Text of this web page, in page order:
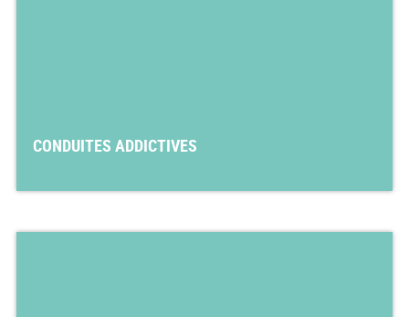
CONDUITES ADDICTIVES